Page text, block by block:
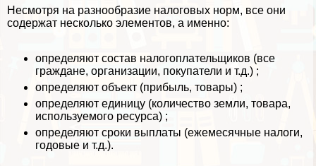
Несмотря на разнообразие налоговых норм, все они
содержат несколько элементов, а именно:
определяют состав налогоплательщиков (все
граждане, организации, покупатели и т.д.) ;
определяют объект (прибыль, товары) ;
определяют единицу (количество земли, товара,
используемого ресурса) ;
определяют сроки выплаты (ежемecячные налоги,
годовые и т.д.).